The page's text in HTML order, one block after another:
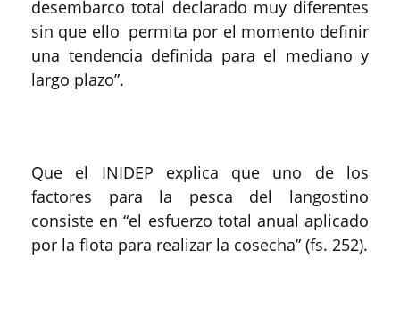
desembarco total declarado muy diferentes
sin que ello permita por el momento definir
una tendencia definida para el mediano y
largo plazo”.
Que el INIDEP explica que uno de los
factores para la pesca del langostino
consiste en “el esfuerzo total anual aplicado
por la flota para realizar la cosecha” (fs. 252).